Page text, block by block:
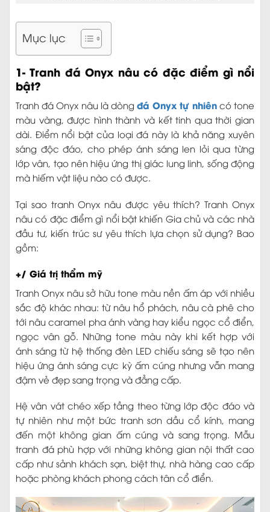
Mục lục
1- Tranh đá Onyx nâu có đặc điểm gì nổi
bật?
Tranh đá Onyx nâu là dòngđá Onyx tự nhiêncó tone
màu vàng, được hình thành và kết tinh qua thời gian
dài. Điểm nổi bật của loại đá này là khả năng xuyên
sáng độc đáo, cho phép ánh sáng len lỏi qua từng
lớp vân, tạo nên hiệu ứng thị giác lung linh, sống động
mà hiếm vật liệu nào có được.
Tại sao tranh Onyx nâu được yêu thích? Tranh Onyx
nâu có đặc điểm gì nổi bật khiến Gia chủ và các nhà
đầu tư, kiến trúc sư yêu thích lựa chọn sử dụng? Bao
gồm:
+/ Giá trị thẩm mỹ
Tranh Onyx nâu sở hữu tone màu nền ấm áp với nhiều
sắc độ khác nhau: từ nâu hổ phách, nâu cà phê cho
tới nâu caramel pha ánh vàng hay kiểu ngọc cổ điển,
ngọc vân gỗ. Những tone màu này khi kết hợp với
ánh sáng từ hệ thống đèn LED chiếu sáng sẽ tạo nên
hiệu ứng ánh sáng cực kỳ ấm cúng nhưng vẫn mang
đậm vẻ đẹp sang trọng và đẳng cấp.
Hệ vân vát chéo xếp tầng theo từng lớp độc đáo và
tự nhiên như một bức tranh sơn dầu cổ kính, mang
đến một không gian ấm cúng và sang trọng. Mẫu
tranh đá phù hợp với những không gian nội thất cao
cấp như sảnh khách sạn, biệt thự, nhà hàng cao cấp
hoặc phòng khách phong cách tân cổ điển.